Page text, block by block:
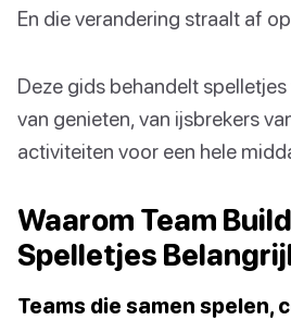
En die verandering straalt af
Deze gids behandelt
van genieten, van ijsbrekers
activiteiten voor een hele
Waarom Team
Spelletjes
Teams die samen spelen,